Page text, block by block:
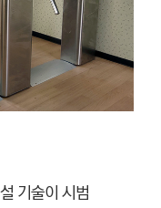
기술이 시범